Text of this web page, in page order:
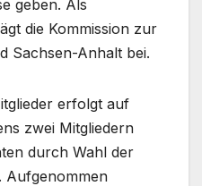
geben. Als
die Kommission zur
Sachsen-Anhalt bei.
erfolgt auf
zwei Mitgliedern
durch Wahl der
Aufgenommen